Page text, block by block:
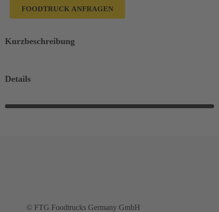
FOODTRUCK ANFRAGEN
Kurzbeschreibung
Details
© FTG Foodtrucks Germany GmbH